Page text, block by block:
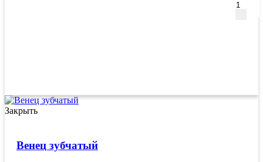
Закрыть
Венец зубчатый